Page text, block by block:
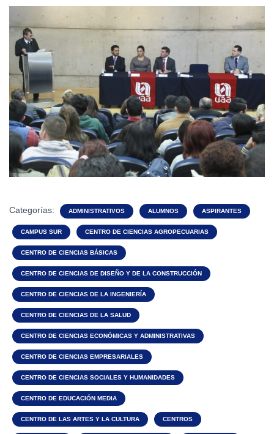
Categorías: ADMINISTRATIVOS ALUMNOS ASPIRANTES
CAMPUS SUR CENTRO DE CIENCIAS AGROPECUARIAS
CENTRO DE CIENCIAS BÁSICAS
CENTRO DE CIENCIAS DE DISEÑO Y DE LA CONSTRUCCIÓN
CENTRO DE CIENCIAS DE LA INGENIERÍA
CENTRO DE CIENCIAS DE LA SALUD
CENTRO DE CIENCIAS ECONÓMICAS Y ADMINISTRATIVAS
CENTRO DE CIENCIAS EMPRESARIALES
CENTRO DE CIENCIAS SOCIALES Y HUMANIDADES
CENTRO DE EDUCACIÓN MEDIA
CENTRO DE LAS ARTES Y LA CULTURA CENTROS